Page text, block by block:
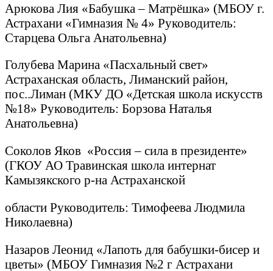
Арюкова Лия «Бабушка – Матрёшка» (МБОУ г.
Астрахани «Гимназия № 4» Руководитель:
Старцева Ольга Анатольевна)
Голубева Марина «Пасхальный свет»
Астраханская область, Лиманский район,
пос..Лиман (МКУ ДО «Детская школа искусств
№18» Руководитель: Борзова Наталья
Анатольевна)
Соколов Яков «Россия – сила в президенте»
(ГКОУ АО Травинская школа интернат
Камызякского р-на Астраханской
области Руководитель: Тимофеева Людмила
Николаевна)
Назаров Леонид «Лапоть для бабушки-бисер и
цветы» (МБОУ Гимназия №2 г Астрахани